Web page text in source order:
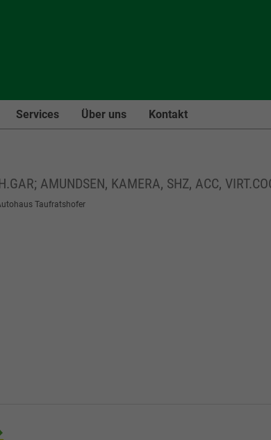
Services Über uns Kontakt
AMUNDSEN, KAMERA, SHZ, ACC,
Taufratshofer